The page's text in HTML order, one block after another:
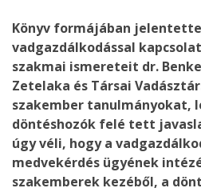
Könyv formájában
vadgazdálkodással
szakmai ismereteit dr.
Zetelaka és Társai
szakember tanulmányokat,
döntéshozók felé tett
úgy véli, hogy a
medvekérdés ügyének
szakemberek kezéből, a